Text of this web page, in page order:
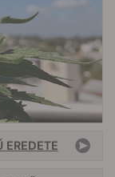
EREDETE